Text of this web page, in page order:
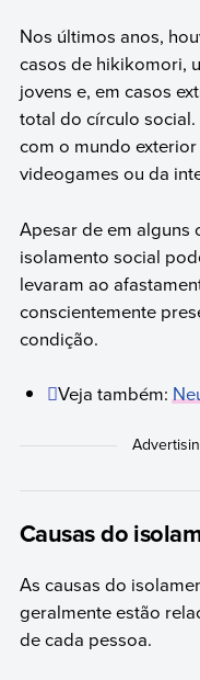
Nos últimos anos,
casos de hikikomori,
jovens e, em casos
total do círculo
com o mundo
videogames ou da
Apesar de em alguns
isolamento social
levaram ao
conscientemente
condição.
Veja também:
Causas do
As causas do
geralmente estão
de cada pessoa.